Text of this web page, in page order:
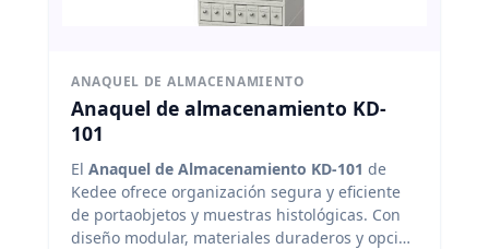
ANAQUEL DE ALMACENAMIENTO
Anaquel de almacenamiento KD-
101
El Anaquel de Almacenamiento KD-101 de
Kedee ofrece organización segura y eficiente
de portaobjetos y muestras histológicas. Con
diseño modular, materiales duraderos y opción